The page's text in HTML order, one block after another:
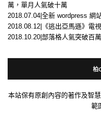
萬，單月人氣破十萬
2018.07.04|全新 wordpress 網
2018.08.12|《逃出亞馬遜》電
2018.10.20|部落格人氣突破百萬
柏
本站保有原創內容的著作及智
範